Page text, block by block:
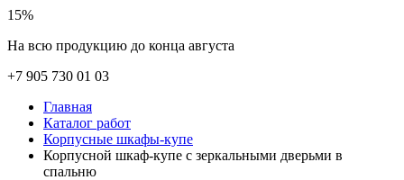
15%
На всю продукцию до конца августа
+7 905 730 01 03
Главная
Каталог работ
Корпусные шкафы-купе
Корпусной шкаф-купе с зеркальными дверьми в
спальню